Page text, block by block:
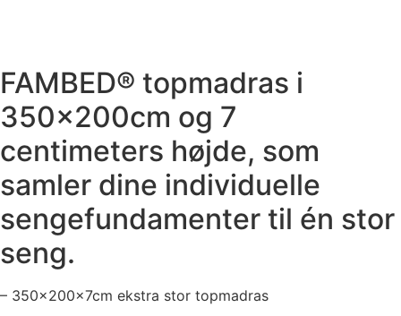
FAMBED® topmadras i
350x200cm og 7
centimeters højde, som
samler dine individuelle
sengefundamenter til én stor
seng.
– 350x200x7cm ekstra stor topmadras